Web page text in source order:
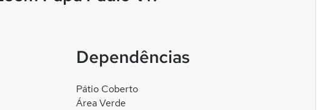
Dependências
Pátio Coberto
Área Verde